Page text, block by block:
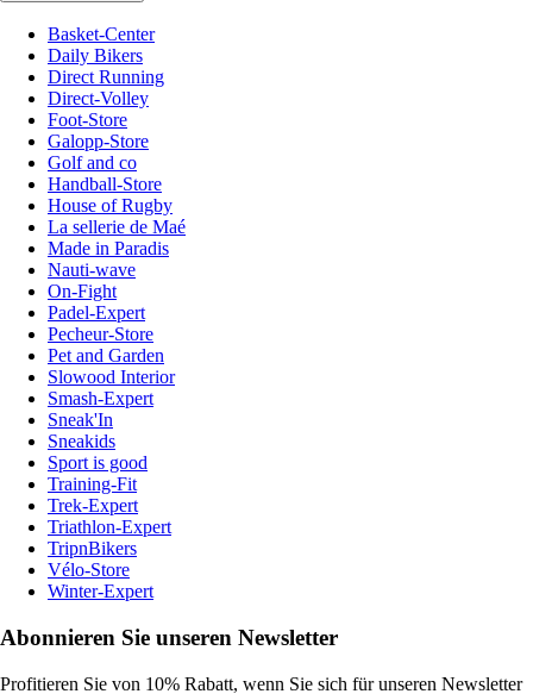
Basket-Center
Daily Bikers
Direct Running
Direct-Volley
Foot-Store
Galopp-Store
Golf and co
Handball-Store
House of Rugby
La sellerie de Maé
Made in Paradis
Nauti-wave
On-Fight
Padel-Expert
Pecheur-Store
Pet and Garden
Slowood Interior
Smash-Expert
Sneak'In
Sneakids
Sport is good
Training-Fit
Trek-Expert
Triathlon-Expert
TripnBikers
Vélo-Store
Winter-Expert
Abonnieren Sie unseren Newsletter
Profitieren Sie von 10% Rabatt, wenn Sie sich für unseren Newsletter